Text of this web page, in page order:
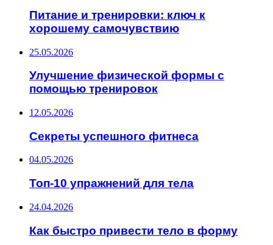
Питание и тренировки: ключ к
хорошему самочувствию
25.05.2026
Улучшение физической формы с
помощью тренировок
12.05.2026
Секреты успешного фитнеса
04.05.2026
Топ-10 упражнений для тела
24.04.2026
Как быстро привести тело в форму